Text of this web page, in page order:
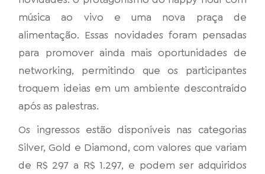
música ao vivo e uma nova praça de
alimentação. Essas novidades foram pensadas
para promover ainda mais oportunidades de
networking, permitindo que os participantes
troquem ideias em um ambiente descontraído
após as palestras.
Os ingressos estão disponíveis nas categorias
Silver, Gold e Diamond, com valores que variam
de R$ 297 a R$ 1.297, e podem ser adquiridos